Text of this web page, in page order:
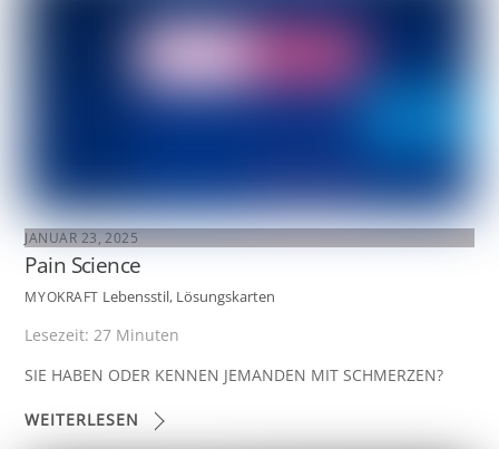
JANUAR 23, 2025
Pain Science
MYOKRAFT Lebensstil, Lösungskarten
Lesezeit: 27 Minuten
SIE HABEN ODER KENNEN JEMANDEN MIT SCHMERZEN?
WEITERLESEN